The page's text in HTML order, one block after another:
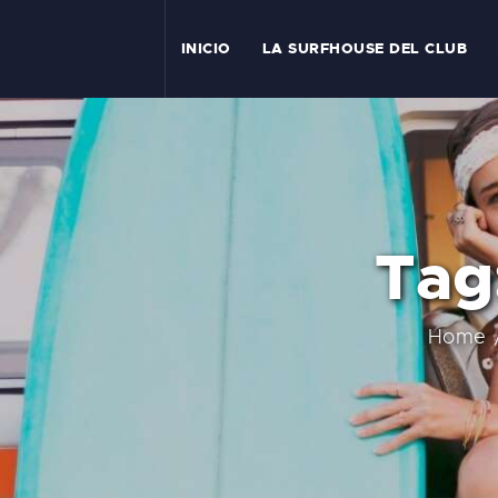
INICIO LA SURFHOUSE DEL CLUB
Home